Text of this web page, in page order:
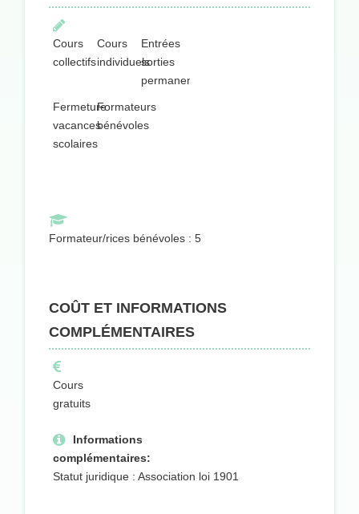
Cours
collectifs
Cours
individuels
Entrées
sorties
permanentes
Fermeture
vacances
scolaires
Formateurs
bénévoles
Formateur/rices bénévoles : 5
COÛT ET INFORMATIONS
COMPLÉMENTAIRES
Cours
gratuits
Informations
complémentaires:
Statut juridique : Association loi 1901